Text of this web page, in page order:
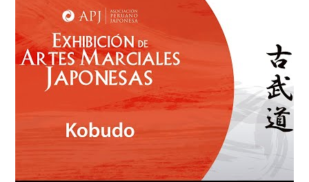
Teatro Peruano Japonés